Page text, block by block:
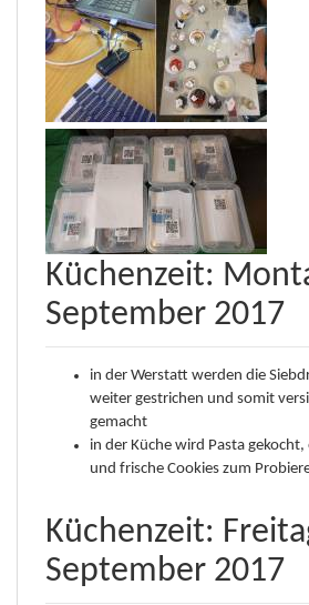
Küchenzeit:
September 2017
in der Werstatt werden die
weiter gestrichen und somit
gemacht
in der Küche wird Pasta gekocht,
und frische Cookies zum
Küchenzeit:
September 2017